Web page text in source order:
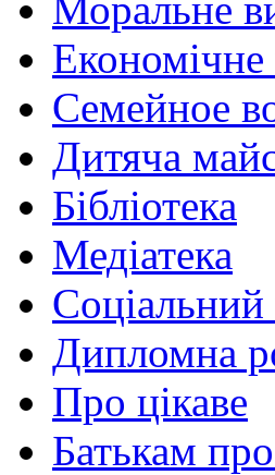
Семейное
Дитяча
Бібліотека
Медіатека
Дипломна
Про цікаве
Батькам